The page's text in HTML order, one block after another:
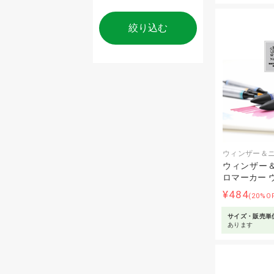
ウィンザー＆
ウィンザー
ロマーカー
¥484
サイズ・販売単
あります
絞り込む